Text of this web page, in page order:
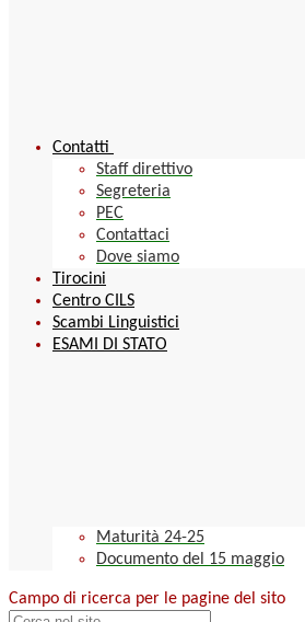
Contatti
Staff direttivo
Segreteria
PEC
Contattaci
Dove siamo
Tirocini
Centro CILS
Scambi Linguistici
ESAMI DI STATO
Maturità 24-25
Documento del 15 maggio
Campo di ricerca per le pagine del sito